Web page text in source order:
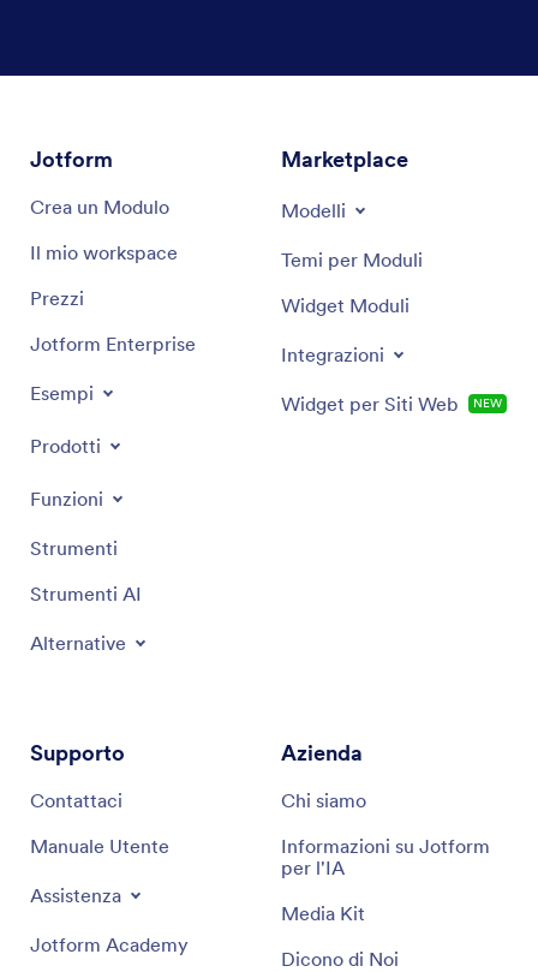
Jotform
Crea un Modulo
Il mio workspace
Prezzi
Jotform Enterprise
Esempi
Prodotti
Funzioni
Strumenti
Strumenti AI
Alternative
Marketplace
Modelli
Temi per Moduli
Widget Moduli
Integrazioni
Widget per Siti Web NEW
Supporto
Contattaci
Manuale Utente
Assistenza
Jotform Academy
Azienda
Chi siamo
Informazioni su Jotform
per l'IA
Media Kit
Dicono di Noi